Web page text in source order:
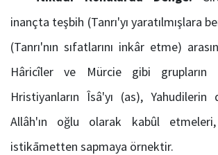
inançta teşbih (Tanrı'yı yaratılmışlara
(Tanrı'nın sıfatlarını inkâr etme)
Hâricîler ve Mürcie gibi grupların
Hristiyanların Îsâ'yı (as),
Allâh'ın oğlu olarak kabûl
istikāmetten sapmaya örnektir.